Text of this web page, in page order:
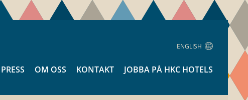
PRESS OM OSS KONTAKT JOBBA PÅ HKC HOTELS
ENGLISH